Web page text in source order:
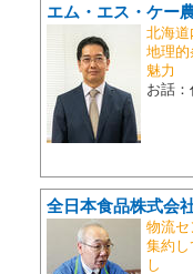
エム・エス・ケー
北海道
地理的
魅力
お話
全日本食品株式会
物流セ
集約し
し